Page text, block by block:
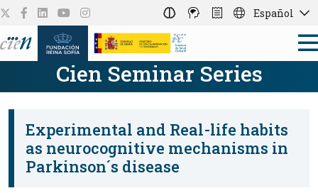
Español
Cien Seminar Series
Experimental and Real-life habits
as neurocognitive mechanisms in
Parkinson´s disease